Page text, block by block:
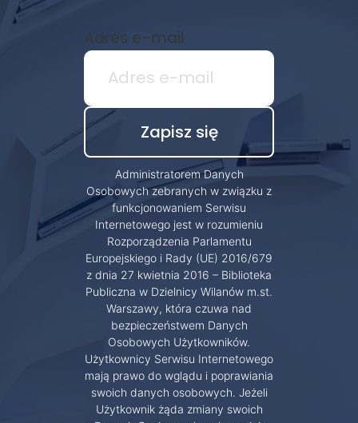
Adres e-mail
Administratorem Danych
Osobowych zebranych w związku z
funkcjonowaniem Serwisu
Internetowego jest w rozumieniu
Rozporządzenia Parlamentu
Europejskiego i Rady (UE) 2016/679
z dnia 27 kwietnia 2016 – Biblioteka
Publiczna w Dzielnicy Wilanów m.st.
Warszawy, która czuwa nad
bezpieczeństwem Danych
Osobowych Użytkowników.
Użytkownicy Serwisu Internetowego
mają prawo do wglądu i poprawiania
swoich danych osobowych. Jeżeli
Użytkownik żąda zmiany swoich